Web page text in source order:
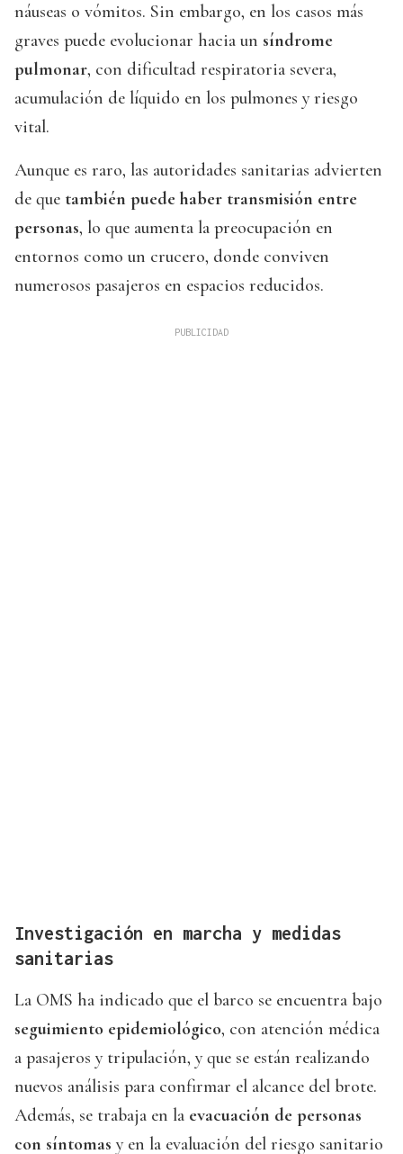
náuseas o vómitos. Sin embargo, en los casos más
graves puede evolucionar hacia un síndrome
pulmonar, con dificultad respiratoria severa,
acumulación de líquido en los pulmones y riesgo
vital.
Aunque es raro, las autoridades sanitarias advierten
de que también puede haber transmisión entre
personas, lo que aumenta la preocupación en
entornos como un crucero, donde conviven
numerosos pasajeros en espacios reducidos.
Investigación en marcha y medidas
sanitarias
La OMS ha indicado que el barco se encuentra bajo
seguimiento epidemiológico, con atención médica
a pasajeros y tripulación, y que se están realizando
nuevos análisis para confirmar el alcance del brote.
Además, se trabaja en la evacuación de personas
con síntomas y en la evaluación del riesgo sanitario